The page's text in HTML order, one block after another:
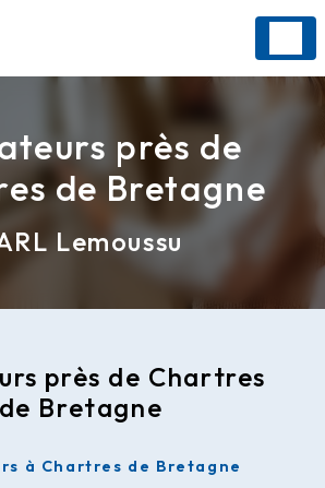
près de
de Bretagne
Lemoussu
près de Chartres
de Bretagne
à Chartres de Bretagne
cookies